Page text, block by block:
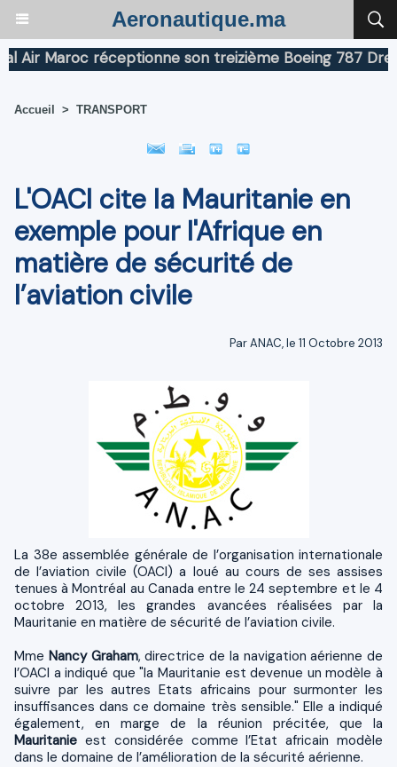
Aeronautique.ma
Maroc réceptionne son treizième Boeing 787
Accueil > TRANSPORT
L'OACI cite la Mauritanie en
exemple pour l'Afrique en
matière de sécurité de
l’aviation civile
Par ANAC, le 11 Octobre 2013
La 38e assemblée générale de l’organisation internationale
de l’aviation civile (OACI) a loué au cours de ses assises
tenues à Montréal au Canada entre le 24 septembre et le 4
octobre 2013, les grandes avancées réalisées par la
Mauritanie en matière de sécurité de l’aviation civile.
Mme Nancy Graham, directrice de la navigation aérienne de
l’OACI a indiqué que "la Mauritanie est devenue un modèle à
suivre par les autres Etats africains pour surmonter les
insuffisances dans ce domaine très sensible." Elle a indiqué
également, en marge de la réunion précitée, que la
Mauritanie est considérée comme l’Etat africain modèle
dans le domaine de l’amélioration de la sécurité aérienne.